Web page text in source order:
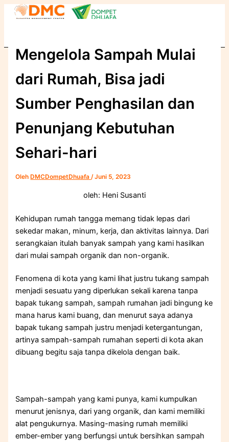
Lewati
Mengelola Sampah Mulai
dari Rumah, Bisa jadi
Sumber Penghasilan dan
Penunjang Kebutuhan
Sehari-hari
Oleh DMCDompetDhuafa/Juni 5, 2023
oleh: Heni Susanti
Kehidupan rumah tangga memang tidak lepas dari
sekedar makan, minum, kerja, dan aktivitas lainnya. Dari
serangkaian itulah banyak sampah yang kami hasilkan
dari mulai sampah organik dan non-organik.
Fenomena di kota yang kami lihat justru tukang sampah
menjadi sesuatu yang diperlukan sekali karena tanpa
bapak tukang sampah, sampah rumahan jadi bingung ke
mana harus kami buang, dan menurut saya adanya
bapak tukang sampah justru menjadi ketergantungan,
artinya sampah-sampah rumahan seperti di kota akan
dibuang begitu saja tanpa dikelola dengan baik.
Sampah-sampah yang kami punya, kami kumpulkan
menurut jenisnya, dari yang organik, dan kami memiliki
alat pengukurnya. Masing-masing rumah memiliki
ember-ember yang berfungsi untuk bersihkan sampah
C
a
n
u
k